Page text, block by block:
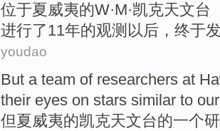
位于夏威夷的W·M·凯克天文台
进行了11年的观测 以后，终于
youdao
But a team ofresearchers at
their eyes on stars similar to
但夏威夷的凯克天文台的一个